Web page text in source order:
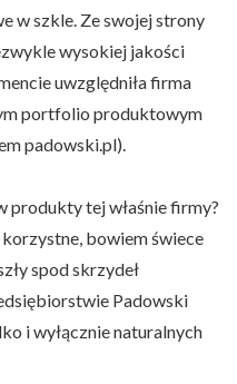
w szkle. Ze swojej strony
wysokiej jakości
uwzględniła firma
portfolio produktowym
padowski.pl).
produkty tej właśnie firmy?
bowiem świece
spod skrzydeł
Padowski
i wyłącznie naturalnych